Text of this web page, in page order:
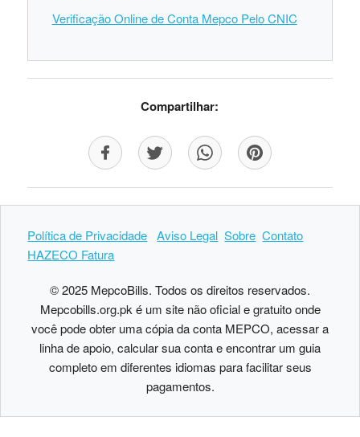
Verificação Online de Conta Mepco Pelo CNIC
Compartilhar:
Política de Privacidade Aviso Legal Sobre Contato
HAZECO Fatura
© 2025 MepcoBills. Todos os direitos reservados.
Mepcobills.org.pk é um site não oficial e gratuito onde
você pode obter uma cópia da conta MEPCO, acessar a
linha de apoio, calcular sua conta e encontrar um guia
completo em diferentes idiomas para facilitar seus
pagamentos.